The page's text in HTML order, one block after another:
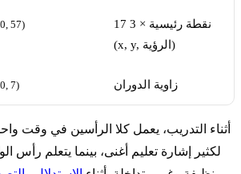
57)
17 نقطة رئيسية × 3
(x, y, الرؤية)
7) زاوية الدوران
أثناء التدريب، يعمل كلا الرأسين في وقت
لكثير إشارة تعليم أغنى، بينما يتعلم رأس